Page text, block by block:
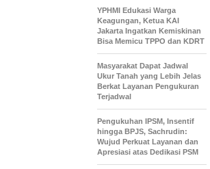
YPHMI Edukasi Warga
Keagungan, Ketua KAI
Jakarta Ingatkan Kemiskinan
Bisa Memicu TPPO dan KDRT
Masyarakat Dapat Jadwal
Ukur Tanah yang Lebih Jelas
Berkat Layanan Pengukuran
Terjadwal
Pengukuhan IPSM, Insentif
hingga BPJS, Sachrudin:
Wujud Perkuat Layanan dan
Apresiasi atas Dedikasi PSM